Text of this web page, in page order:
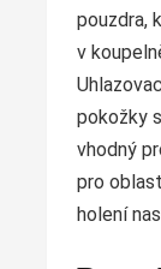
pouzdra,
v
pokožky
vhodný
pro
holení